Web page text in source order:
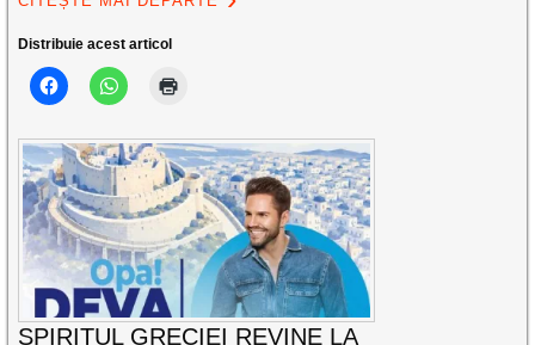
Distribuie acest articol
SPIRITUL GRECIEI REVINE LA